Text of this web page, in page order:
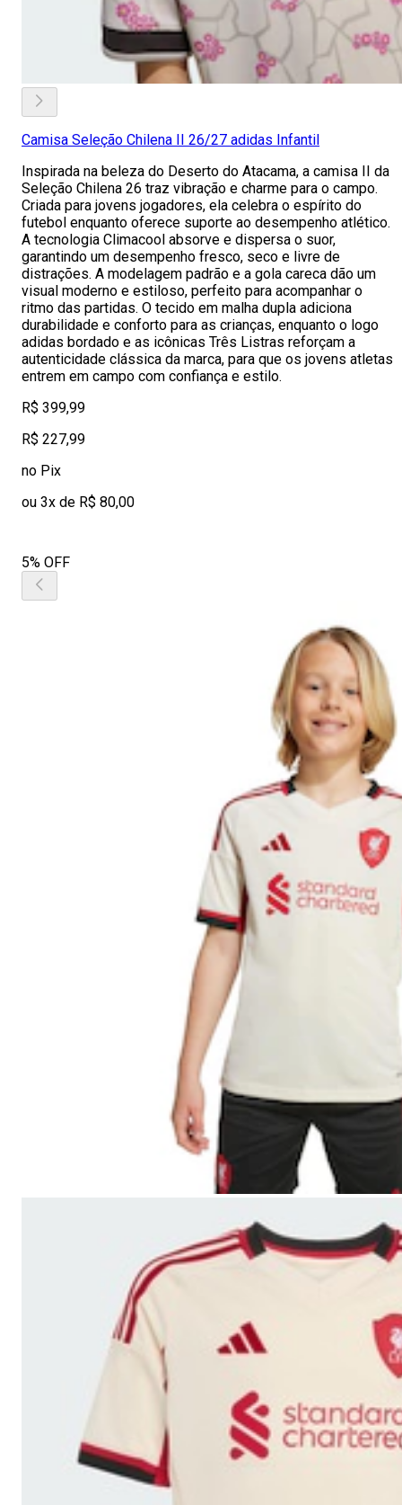
Camisa Seleção Chilena II 26/27 adidas Infantil
Inspirada na beleza do Deserto do Atacama, a camisa II da
Seleção Chilena 26 traz vibração e charme para o campo.
Criada para jovens jogadores, ela celebra o espírito do
futebol enquanto oferece suporte ao desempenho atlético.
A tecnologia Climacool absorve e dispersa o suor,
garantindo um desempenho fresco, seco e livre de
distrações. A modelagem padrão e a gola careca dão um
visual moderno e estiloso, perfeito para acompanhar o
ritmo das partidas. O tecido em malha dupla adiciona
durabilidade e conforto para as crianças, enquanto o logo
adidas bordado e as icônicas Três Listras reforçam a
autenticidade clássica da marca, para que os jovens atletas
entrem em campo com confiança e estilo.
R$ 399,99
R$ 227,99
no Pix
ou 3x de R$ 80,00
5% OFF